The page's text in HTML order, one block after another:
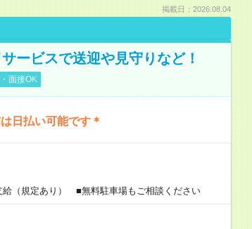
掲載日：2026.08.04
ービスで送迎や見守りなど！
面接OK
日払い可能です＊
（規定あり） ■無料駐車場もご相談ください